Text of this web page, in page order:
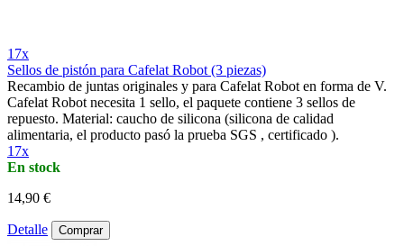
17x
Sellos de pistón para Cafelat Robot (3 piezas)
Recambio de juntas originales y para Cafelat Robot en forma de V.
Cafelat Robot necesita 1 sello, el paquete contiene 3 sellos de
repuesto. Material: caucho de silicona (silicona de calidad
alimentaria, el producto pasó la prueba SGS , certificado ).
17x
En stock
14,90 €
Detalle Comprar